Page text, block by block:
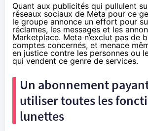
Quant aux publicités qui pullulent
réseaux sociaux de Meta pour ce
le groupe annonce un effort pour
réclames, les messages et les
Marketplace. Meta n’exclut pas de
comptes concernés, et menace
en justice contre les personnes ou
qui vendent ce genre de services.
Un abonnement
utiliser toutes les
lunettes